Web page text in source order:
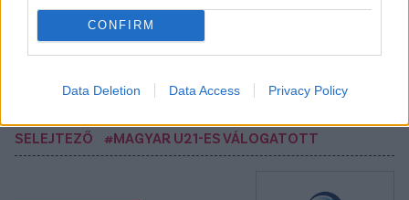
CONFIRM
Data Deletion Data Access Privacy Policy
Tetszett a cikk? Megosztanád?
CÍMKÉK: #U21-ES VÁLOGATOTT
#UTÁNPÓTLÁS-
SELEJTEZŐ
#MAGYAR U21-ES VÁLOGATOTT